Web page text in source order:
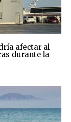
afectar al
durante la